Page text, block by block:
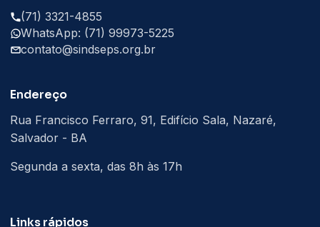
(71) 3321-4855
WhatsApp: (71) 99973-5225
contato@sindseps.org.br
Endereço
Rua Francisco Ferraro, 91, Edifício Sala, Nazaré,
Salvador - BA
Segunda a sexta, das 8h às 17h
Links rápidos